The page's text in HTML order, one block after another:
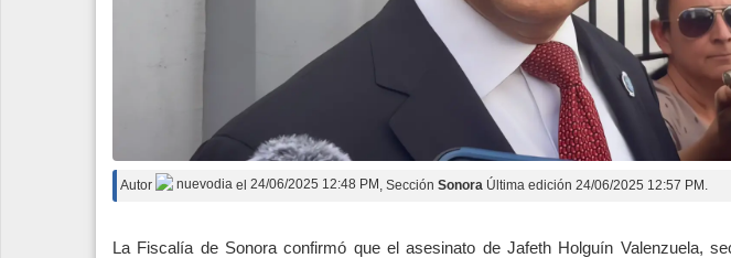
Autor nuevodia el 24/06/2025 12:48 PM , Sección Sonora Última edición 24/06/2025 12:57 PM.
La Fiscalía de Sonora confirmó que el asesinato de Jafeth Holguín Valenzuela,